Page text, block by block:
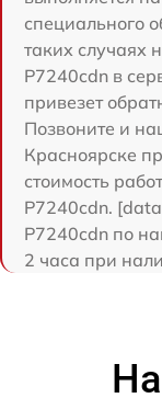
специального
таких случаях
P7240cdn в
привезет
Позвоните и
Красноярске
стоимость
P7240cdn.
P7240cdn по
2 часа при